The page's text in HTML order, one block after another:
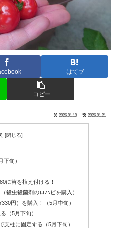
はてブ
コピー
2026.01.10 2026.01.21
下旬）
に苗を植え付ける！
殺虫殺菌剤のロハピを購入）
円）を購入！（5月中旬）
（5月下旬）
支柱に固定する（5月下旬）